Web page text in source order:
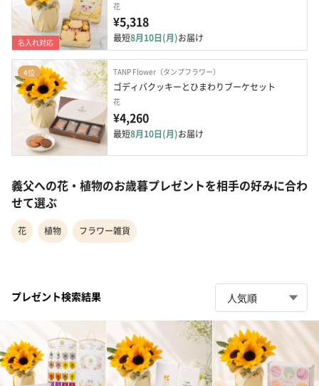
名入れ対応
花
¥5,318
最短8月10日(月)お届け
4位 TANP Flower（タンプフラワー）
ゴディバクッキーとひまわりブーケセット
花
¥4,260
最短8月10日(月)お届け
義父への花・植物のお歳暮プレゼントを相手の好みに合わ
せて選ぶ
花 植物 フラワー雑貨
プレゼント検索結果